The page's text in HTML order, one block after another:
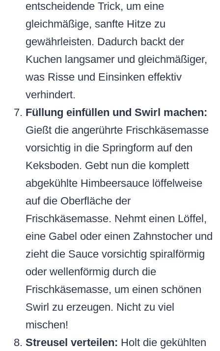
entscheidende Trick, um eine
gleichmäßige, sanfte Hitze zu
gewährleisten. Dadurch backt der
Kuchen langsamer und gleichmäßiger,
was Risse und Einsinken effektiv
verhindert.
Füllung einfüllen und Swirl machen:
Gießt die angerührte Frischkäsemasse
vorsichtig in die Springform auf den
Keksboden. Gebt nun die komplett
abgekühlte Himbeersauce löffelweise
auf die Oberfläche der
Frischkäsemasse. Nehmt einen Löffel,
eine Gabel oder einen Zahnstocher und
zieht die Sauce vorsichtig spiralförmig
oder wellenförmig durch die
Frischkäsemasse, um einen schönen
Swirl zu erzeugen. Nicht zu viel
mischen!
Streusel verteilen: Holt die gekühlten